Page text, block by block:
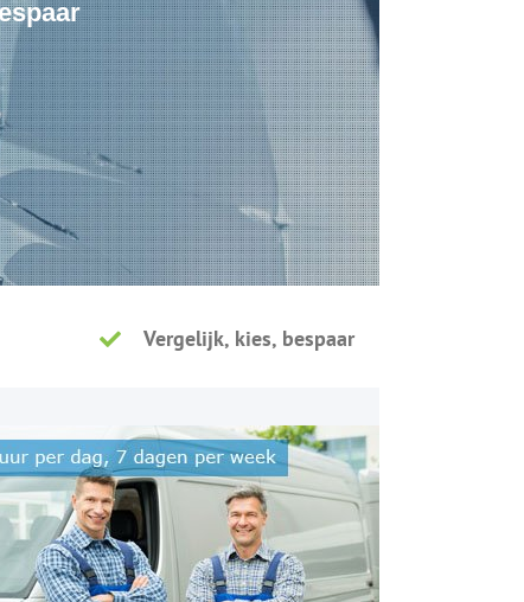
Vergelijk, kies, bespaar